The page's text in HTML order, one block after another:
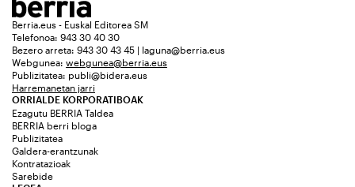
Berria.eus - Euskal Editorea SM
Telefonoa: 943 30 40 30
Bezero arreta: 943 30 43 45 | laguna@berria.eus
Webgunea: webgunea@berria.eus
Publizitatea: publi@bidera.eus
Harremanetan jarri
ORRIALDE KORPORATIBOAK
Ezagutu BERRIA Taldea
BERRIA berri bloga
Publizitatea
Galdera-erantzunak
Kontratazioak
Sarebide